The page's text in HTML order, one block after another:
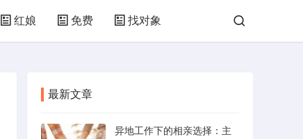
红娘 免费 找对象
最新文章
异地工作下的相亲选择：主